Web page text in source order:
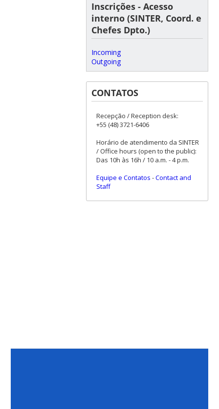
Inscrições - Acesso
interno (SINTER, Coord. e
Chefes Dpto.)
Incoming
Outgoing
CONTATOS
Recepção / Reception desk:
+55 (48) 3721-6406
Horário de atendimento da SINTER
/ Office hours (open to the public):
Das 10h às 16h / 10 a.m. - 4 p.m.
Equipe e Contatos -Contact and
Staff